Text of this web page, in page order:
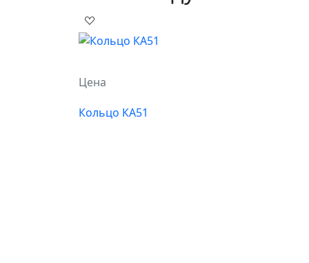
Цена
Кольцо КА51